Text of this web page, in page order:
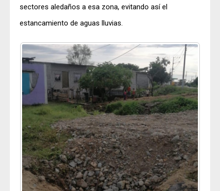
sectores aledaños a esa zona, evitando así el
estancamiento de aguas lluvias.